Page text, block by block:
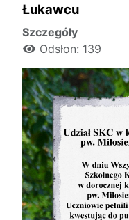
Łukawcu
Szczegóły
Odsłon: 139